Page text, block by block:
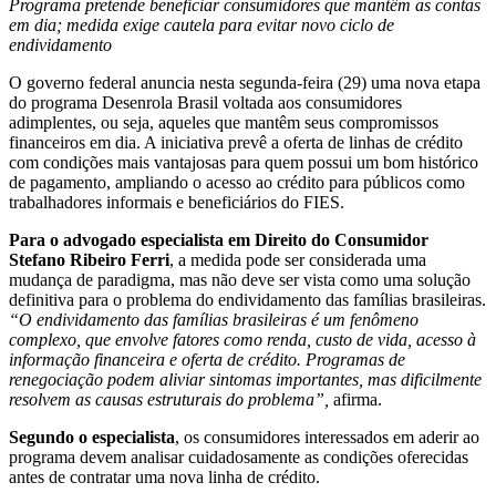
Programa pretende beneficiar consumidores que mantêm as contas
em dia; medida exige cautela para evitar novo ciclo de
endividamento
O governo federal anuncia nesta segunda-feira (29) uma nova etapa
do programa Desenrola Brasil voltada aos consumidores
adimplentes, ou seja, aqueles que mantêm seus compromissos
financeiros em dia. A iniciativa prevê a oferta de linhas de crédito
com condições mais vantajosas para quem possui um bom histórico
de pagamento, ampliando o acesso ao crédito para públicos como
trabalhadores informais e beneficiários do FIES.
Para o advogado especialista em Direito do Consumidor
Stefano Ribeiro Ferri, a medida pode ser considerada uma
mudança de paradigma, mas não deve ser vista como uma solução
definitiva para o problema do endividamento das famílias brasileiras.
“O endividamento das famílias brasileiras é um fenômeno
complexo, que envolve fatores como renda, custo de vida, acesso à
informação financeira e oferta de crédito. Programas de
renegociação podem aliviar sintomas importantes, mas dificilmente
resolvem as causas estruturais do problema”, afirma.
Segundo o especialista, os consumidores interessados em aderir ao
programa devem analisar cuidadosamente as condições oferecidas
antes de contratar uma nova linha de crédito.